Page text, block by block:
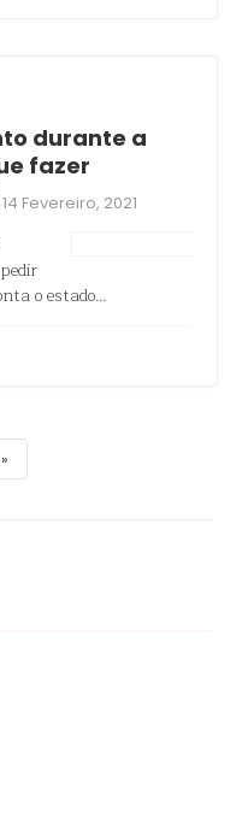
durante a
fazer
14 Fevereiro, 2021
o estado…